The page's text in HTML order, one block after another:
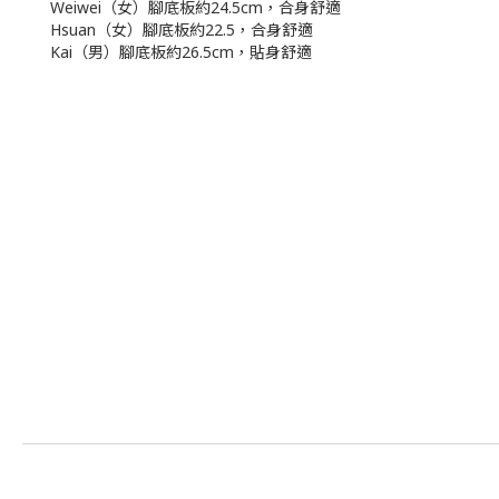
Weiwei（女）腳底板約24.5cm，合身舒適
Hsuan（女）腳底板約22.5，合身舒適
Kai（男）腳底板約26.5cm，貼身舒適